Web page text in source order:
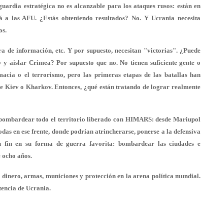
estratégica no es alcanzable para los ataques rusos: están en
las AFU. ¿Estás obteniendo resultados? No. Y Ucrania necesita
de información, etc. Y por supuesto, necesitan "victorias". ¿Puede
aislar Crimea? Por supuesto que no. No tienen suficiente gente o
o el terrorismo, pero las primeras etapas de las batallas han
Kiev o Kharkov. Entonces, ¿qué están tratando de lograr realmente
todo el territorio liberado con HIMARS: desde Mariupol
en ese frente, donde podrían atrincherarse, ponerse a la defensiva
en su forma de guerra favorita: bombardear las ciudades e
años.
armas, municiones y protección en la arena política mundial.
de Ucrania.